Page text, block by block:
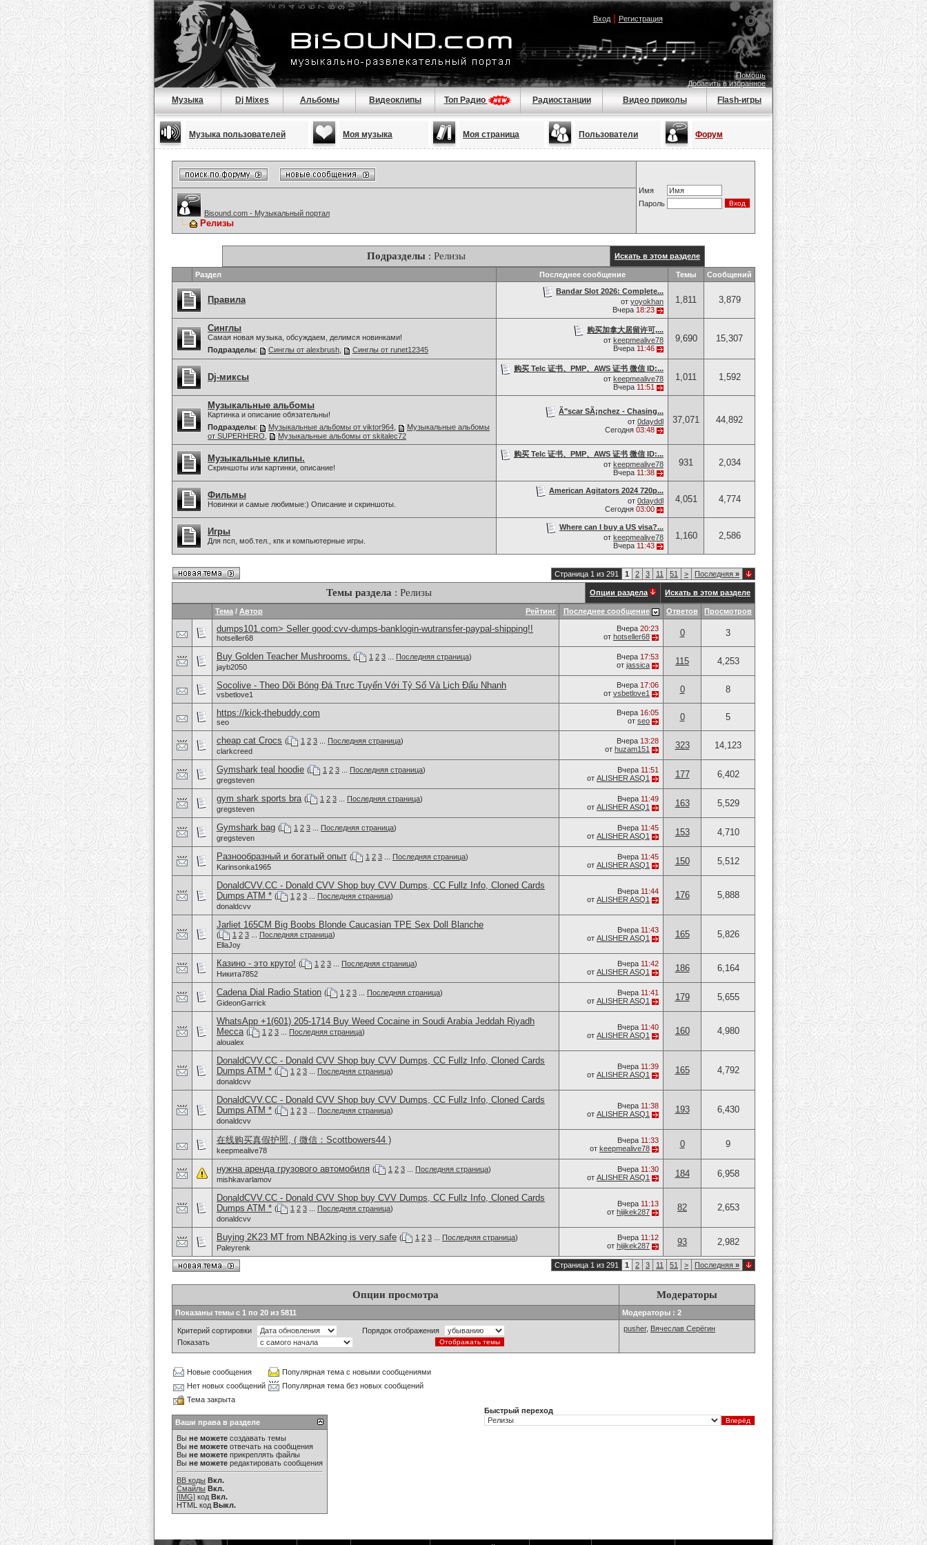
Вход| Регистрация
Помощь
Добавить в избранное
Музыка Dj Mixes Альбомы Видеоклипы Топ Радио Радиостанции Видео приколы Flash-игры
Музыка пользователей Моя музыка Моя страница Пользователи Форум
Имя
Пароль
Bisound.com - Музыкальный портал
Релизы
Подразделы : Релизы Искать в этом разделе
Раздел Последнее сообщение Темы Сообщений
Правила
Bandar Slot 2026: Complete...
от yoyokhan
Вчера 18:23
1,811 3,879
Синглы
Самая новая музыка, обсуждаем, делимся новинками!
Подразделы: Синглы от alexbrush Синглы от runet12345
购买加拿大居留许可,...
от keepmealive78
Вчера 11:46
9,690 15,307
Dj-миксы
购买 Telc 证书、PMP、AWS 证书 微信 ID:...
от keepmealive78
Вчера 11:51
1,011 1,592
Музыкальные альбомы
Картинка и описание обязательны!
Подразделы: Музыкальные альбомы от viktor964
Музыкальные альбомы
от SUPERHERO
Музыкальные альбомы от skitalec72
Ã"scar SÃ¡nchez - Chasing...
от 0dayddl
Сегодня 03:48
37,071 44,892
Музыкальные клипы.
Скриншоты или картинки, описание!
购买 Telc 证书、PMP、AWS 证书 微信 ID:...
от keepmealive78
Вчера 11:38
931 2,034
Фильмы
Новинки и самые любимые:) Описание и скриншоты.
American Agitators 2024 720p...
от 0dayddl
Сегодня 03:00
4,051 4,774
Игры
Для псп, моб.тел., кпк и компьютерные игры.
Where can I buy a US visa?...
от keepmealive78
Вчера 11:43
1,160 2,586
Страница 1 из 291 1 2 3 11 51 > Последняя »
Темы раздела : Релизы Опции раздела Искать в этом разделе
Рейтинг
Тема / Автор Последнее сообщение Ответов Просмотров
dumps101.com> Seller good:cvv-dumps-banklogin-wutransfer-paypal-shipping!!
hotseller68
Вчера 20:23
от hotseller68 0 3
Buy Golden Teacher Mushrooms. ( 1 2 3 Последняя страница)
jayb2050
Вчера 17:53
от jassica 115 4,253
Socolive - Theo Dõi Bóng Đá Trực Tuyến Với Tỷ Số Và Lịch Đấu Nhanh
vsbetlove1
Вчера 17:06
от vsbetlove1 0 8
https://kick-thebuddy.com
seo
Вчера 16:05
от seo 0 5
cheap cat Crocs ( 1 2 3 Последняя страница)
clarkcreed
Вчера 13:28
от huzam151 323 14,123
Gymshark teal hoodie ( 1 2 3 Последняя страница)
gregsteven
Вчера 11:51
от ALISHER ASQ1 177 6,402
gym shark sports bra ( 1 2 3 Последняя страница)
gregsteven
Вчера 11:49
от ALISHER ASQ1 163 5,529
Gymshark bag ( 1 2 3 Последняя страница)
gregsteven
Вчера 11:45
от ALISHER ASQ1 153 4,710
Разнообразный и богатый опыт ( 1 2 3 Последняя страница)
Karinsonka1965
Вчера 11:45
от ALISHER ASQ1 150 5,512
DonaldCVV.CC - Donald CVV Shop buy CVV Dumps, CC Fullz Info, Cloned Cards
Dumps ATM * ( 1 2 3 Последняя страница)
donaldcvv
Вчера 11:44
от ALISHER ASQ1 176 5,888
Jarliet 165CM Big Boobs Blonde Caucasian TPE Sex Doll Blanche
( 1 2 3 Последняя страница)
EllaJoy
Вчера 11:43
от ALISHER ASQ1 165 5,826
Казино - это круто! ( 1 2 3 Последняя страница)
Никита7852
Вчера 11:42
от ALISHER ASQ1 186 6,164
Cadena Dial Radio Station ( 1 2 3 Последняя страница)
GideonGarrick
Вчера 11:41
от ALISHER ASQ1 179 5,655
WhatsApp +1(601) 205-1714 Buy Weed Cocaine in Soudi Arabia Jeddah Riyadh
Mecca ( 1 2 3 Последняя страница)
aloualex
Вчера 11:40
от ALISHER ASQ1 160 4,980
DonaldCVV.CC - Donald CVV Shop buy CVV Dumps, CC Fullz Info, Cloned Cards
Dumps ATM * ( 1 2 3 Последняя страница)
donaldcvv
Вчера 11:39
от ALISHER ASQ1 165 4,792
DonaldCVV.CC - Donald CVV Shop buy CVV Dumps, CC Fullz Info, Cloned Cards
Dumps ATM * ( 1 2 3 Последняя страница)
donaldcvv
Вчера 11:38
от ALISHER ASQ1 193 6,430
在线购买真假护照, ( 微信：Scottbowers44 )
keepmealive78
Вчера 11:33
от keepmealive78 0 9
нужна аренда грузового автомобиля ( 1 2 3 Последняя страница)
mishkavarlamov
Вчера 11:30
от ALISHER ASQ1 184 6,958
DonaldCVV.CC - Donald CVV Shop buy CVV Dumps, CC Fullz Info, Cloned Cards
Dumps ATM * ( 1 2 3 Последняя страница)
donaldcvv
Вчера 11:13
от hijikek287 82 2,653
Buying 2K23 MT from NBA2king is very safe ( 1 2 3 Последняя страница)
Paleyrenk
Вчера 11:12
от hijikek287 93 2,982
Страница 1 из 291 1 2 3 11 51 > Последняя »
Опции просмотра Модераторы
Показаны темы с 1 по 20 из 5811 Модераторы : 2
Критерий сортировки
Порядок отображения
Показать
pusher, Вячеслав Серёгин
Новые сообщения
Популярная тема с новыми сообщениями
Нет новых сообщений
Популярная тема без новых сообщений
Тема закрыта
Ваши права в разделе
Вы не можете создавать темы
Вы не можете отвечать на сообщения
Вы не можете прикреплять файлы
Вы не можете редактировать сообщения
BB коды Вкл.
Смайлы Вкл.
[IMG] код Вкл.
HTML код Выкл.
Быстрый переход